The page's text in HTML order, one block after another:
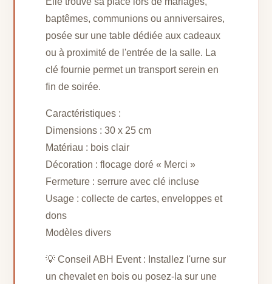
baptêmes, communions ou anniversaires,
posée sur une table dédiée aux cadeaux
ou à proximité de l'entrée de la salle. La
clé fournie permet un transport serein en
fin de soirée.
Caractéristiques :
Dimensions : 30 x 25 cm
Matériau : bois clair
Décoration : flocage doré « Merci »
Fermeture : serrure avec clé incluse
Usage : collecte de cartes, enveloppes et
dons
Modèles divers
💡 Conseil ABH Event : Installez l'urne sur
un chevalet en bois ou posez-la sur une